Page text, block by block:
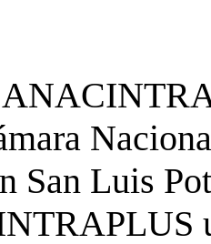
San Luis